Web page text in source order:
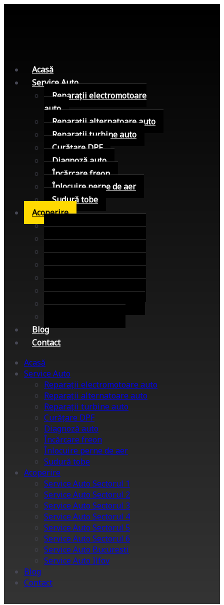
Acasă
Service Auto
Reparații electromotoare
auto
Reparații alternatoare auto
Reparații turbine auto
Curățare DPF
Diagnoză auto
Încărcare freon
Înlocuire perne de aer
Sudură tobe
Acoperire
Service Auto Sectorul 1
Service Auto Sectorul 2
Service Auto Sectorul 3
Service Auto Sectorul 4
Service Auto Sectorul 5
Service Auto Sectorul 6
Service Auto Bucuresti
Blog
Contact
Acasă
Service Auto
Reparații electromotoare auto
Reparații alternatoare auto
Reparații turbine auto
Curățare DPF
Diagnoză auto
Încărcare freon
Înlocuire perne de aer
Sudură tobe
Acoperire
Service Auto Sectorul 1
Service Auto Sectorul 2
Service Auto Sectorul 3
Service Auto Sectorul 4
Service Auto Sectorul 5
Service Auto Sectorul 6
Service Auto Bucuresti
Service Auto Ilfov
Blog
Contact